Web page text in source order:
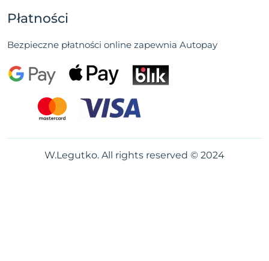
Płatności
Bezpieczne płatności online zapewnia Autopay
W.Legutko. All rights reserved © 2024